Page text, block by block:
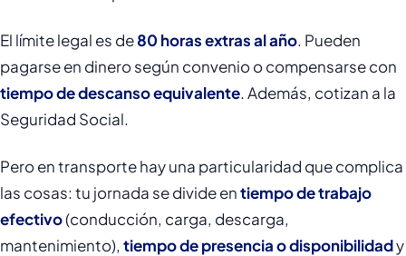
El límite legal es de80 horas extras al año. Pueden
pagarse en dinero según convenio o compensarse con
tiempo de descanso equivalente. Además, cotizan a la
Seguridad Social.
Pero en transporte hay una particularidad que complica
las cosas: tu jornada se divide entiempo de trabajo
efectivo(conducción, carga, descarga,
mantenimiento), tiempo de presencia o disponibilidady